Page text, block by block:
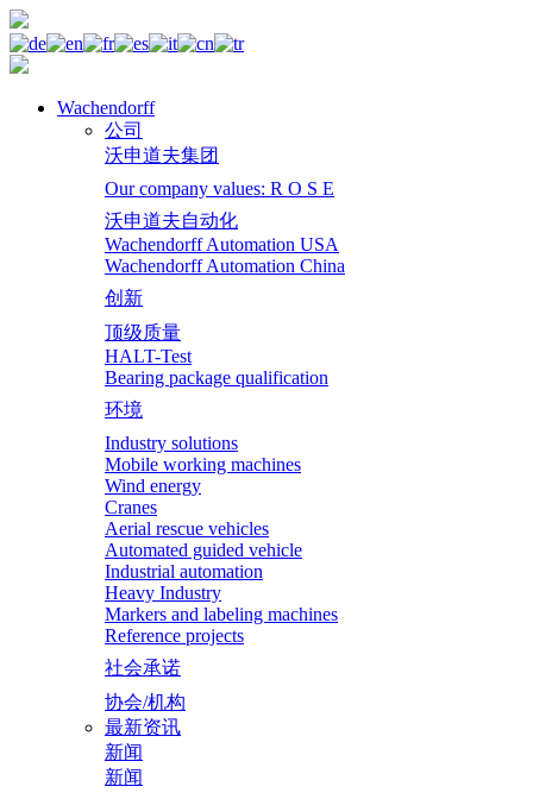
Wachendorff
公司
沃申道夫集团
Our company values: R O S E
沃申道夫自动化
Wachendorff Automation USA
Wachendorff Automation China
创新
顶级质量
HALT-Test
Bearing package qualification
环境
Industry solutions
Mobile working machines
Wind energy
Cranes
Aerial rescue vehicles
Automated guided vehicle
Industrial automation
Heavy Industry
Markers and labeling machines
Reference projects
社会承诺
协会/机构
最新资讯
新闻
新闻